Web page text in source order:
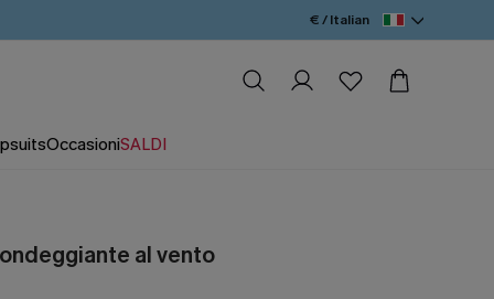
€ / Italian
OccasioniSALDI
al vento